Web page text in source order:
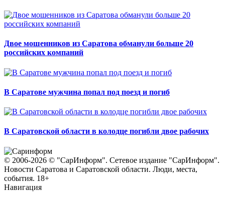
Двое мошенников из Саратова обманули больше 20
российских компаний
В Саратове мужчина попал под поезд и погиб
В Саратовской области в колодце погибли двое рабочих
© 2006-2026 © "СарИнформ". Сетевое издание "СарИнформ".
Новости Саратова и Саратовской области. Люди, места,
события. 18+
Навигация